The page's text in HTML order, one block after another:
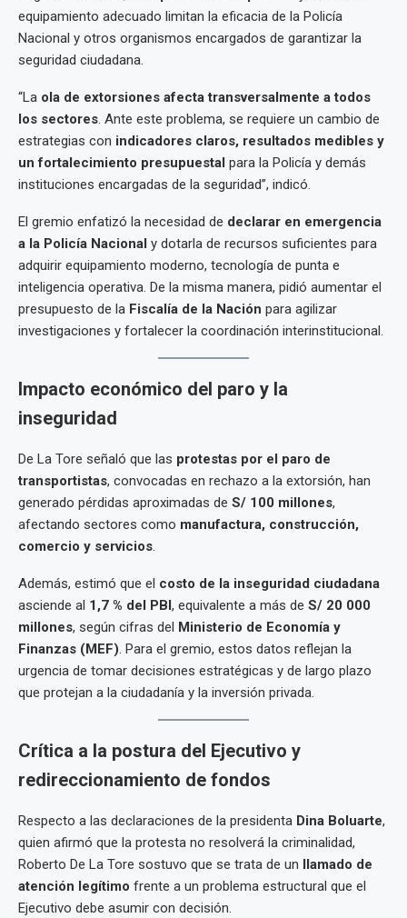
equipamiento adecuado limitan la eficacia de la Policía
Nacional y otros organismos encargados de garantizar la
seguridad ciudadana.
“La ola de extorsiones afecta transversalmente a todos
los sectores. Ante este problema, se requiere un cambio de
estrategias con indicadores claros, resultados medibles y
un fortalecimiento presupuestal para la Policía y demás
instituciones encargadas de la seguridad”, indicó.
El gremio enfatizó la necesidad de declarar en emergencia
a la Policía Nacional y dotarla de recursos suficientes para
adquirir equipamiento moderno, tecnología de punta e
inteligencia operativa. De la misma manera, pidió aumentar el
presupuesto de la Fiscalía de la Nación para agilizar
investigaciones y fortalecer la coordinación interinstitucional.
Impacto económico del paro y la
inseguridad
De La Tore señaló que las protestas por el paro de
transportistas, convocadas en rechazo a la extorsión, han
generado pérdidas aproximadas de S/ 100 millones,
afectando sectores como manufactura, construcción,
comercio y servicios.
Además, estimó que el costo de la inseguridad ciudadana
asciende al 1,7 % del PBI, equivalente a más de S/ 20 000
millones, según cifras del Ministerio de Economía y
Finanzas (MEF). Para el gremio, estos datos reflejan la
urgencia de tomar decisiones estratégicas y de largo plazo
que protejan a la ciudadanía y la inversión privada.
Crítica a la postura del Ejecutivo y
redireccionamiento de fondos
Respecto a las declaraciones de la presidenta Dina Boluarte,
quien afirmó que la protesta no resolverá la criminalidad,
Roberto De La Tore sostuvo que se trata de un llamado de
atención legítimo frente a un problema estructural que el
Ejecutivo debe asumir con decisión.